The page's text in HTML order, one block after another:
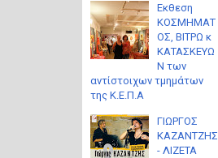
Eκθεση
ΚΟΣΜΗΜΑΤ
ΟΣ, ΒΙΤΡΩ κ
ΚΑΤΑΣΚΕΥΩ
Ν των
αντίστοιχων τμημάτων
της Κ.Ε.Π.Α
ΓΙΩΡΓΟΣ
ΚΑΖΑΝΤΖΗΣ
- ΛΙΖΕΤΑ